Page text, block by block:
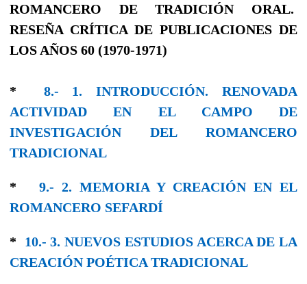
ROMANCERO DE TRADICIÓN ORAL.
RESEÑA CRÍTICA DE PUBLICACIONES DE
LOS AÑOS 60 (1970-1971)
* 8.- 1. INTRODUCCIÓN. RENOVADA
ACTIVIDAD EN EL CAMPO DE
INVESTIGACIÓN DEL ROMANCERO
TRADICIONAL
* 9.- 2. MEMORIA Y CREACIÓN EN EL
ROMANCERO SEFARDÍ
* 10.- 3. NUEVOS ESTUDIOS ACERCA DE LA
CREACIÓN POÉTICA TRADICIONAL